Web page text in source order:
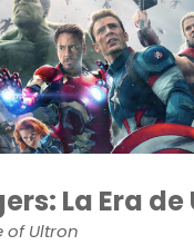
La Era
of Ultron